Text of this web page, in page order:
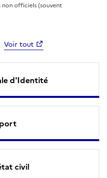
non officiels (souvent
Voir tout
d'Identité
civil